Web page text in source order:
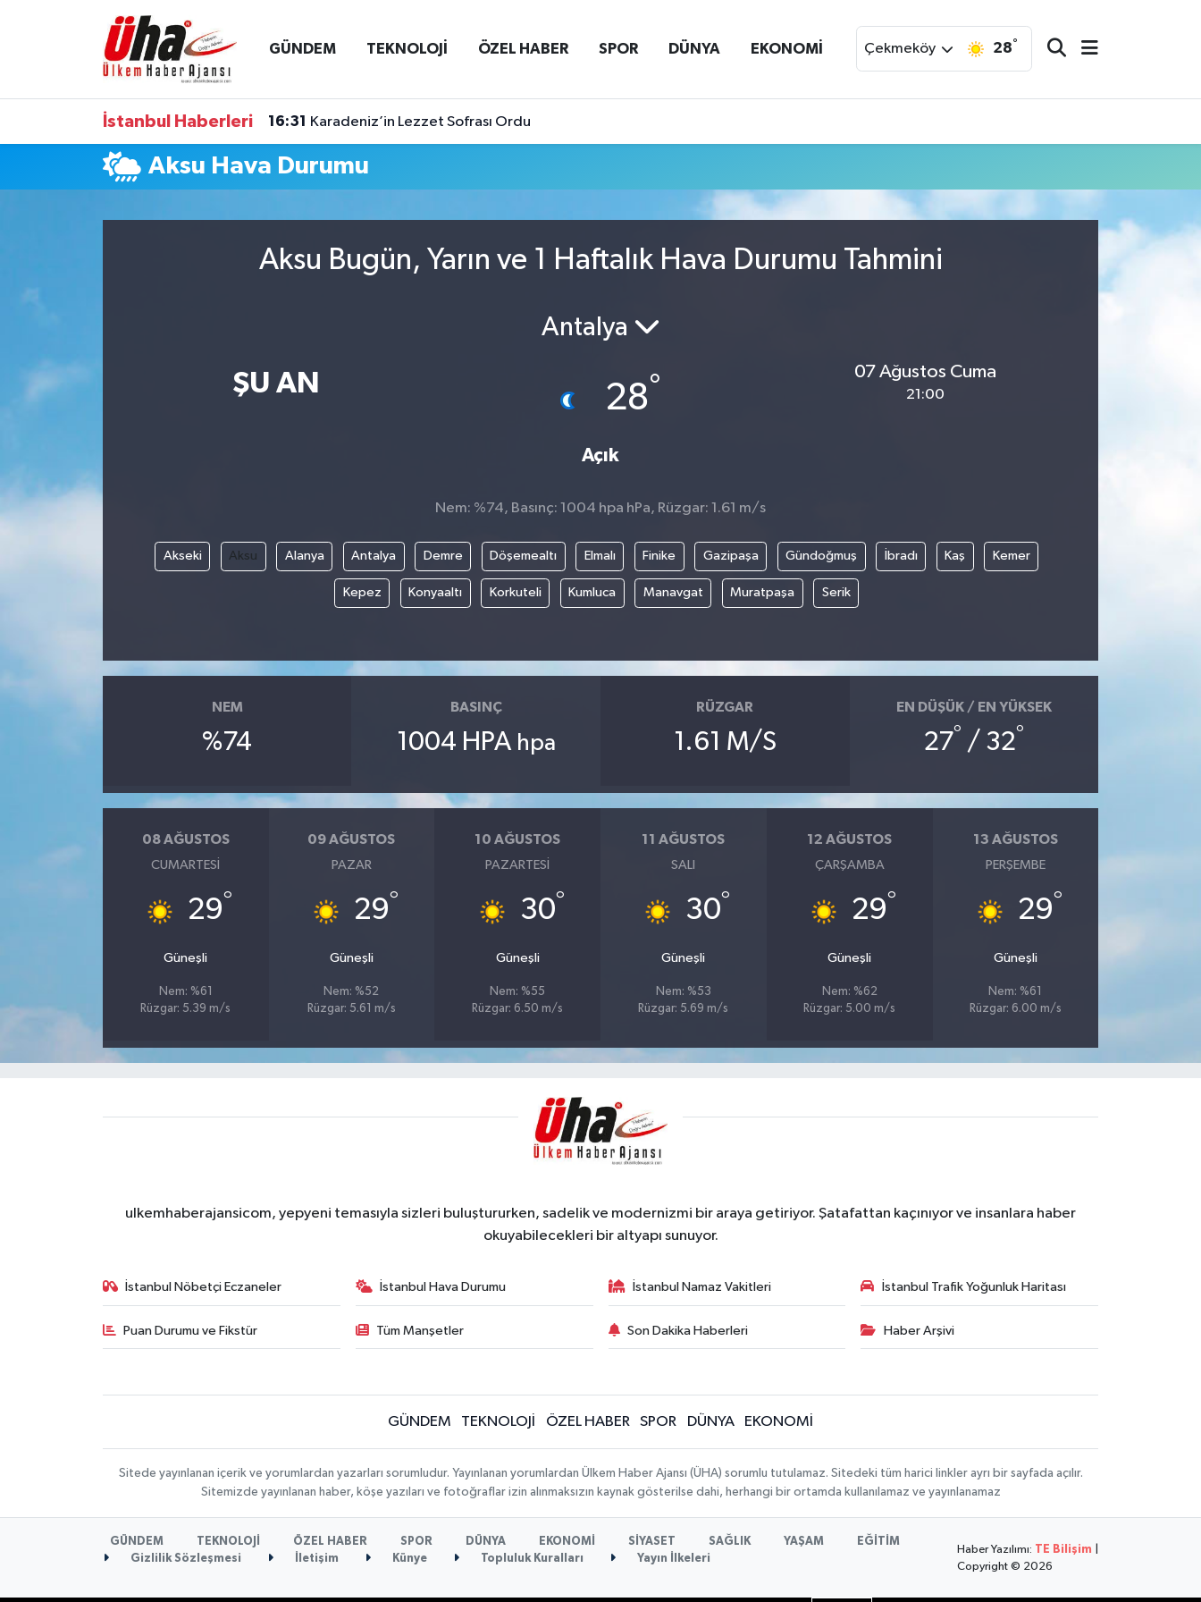
GÜNDEM TEKNOLOJİ ÖZEL HABER SPOR DÜNYA EKONOMİ Çekmeköy 28°
İstanbul Haberleri 16:31 Karadeniz’in Lezzet Sofrası Ordu
Aksu Hava Durumu
Aksu Bugün, Yarın ve 1 Haftalık Hava Durumu Tahmini
ŞU AN
Antalya
28°
Açık
07 Ağustos Cuma
21:00
Nem: %74, Basınç: 1004 hpa hPa, Rüzgar: 1.61 m/s
Akseki Aksu Alanya Antalya Demre Döşemealtı Elmalı Finike Gazipaşa Gündoğmuş İbradı Kaş Kemer
Kepez Konyaaltı Korkuteli Kumluca Manavgat Muratpaşa Serik
NEM
%74
BASINÇ
1004 HPA hpa
RÜZGAR
1.61 M/S
EN DÜŞÜK / EN YÜKSEK
27° / 32°
08 AĞUSTOS
CUMARTESI
29°
Güneşli
Nem: %61
Rüzgar: 5.39 m/s
09 AĞUSTOS
PAZAR
29°
Güneşli
Nem: %52
Rüzgar: 5.61 m/s
10 AĞUSTOS
PAZARTESI
30°
Güneşli
Nem: %55
Rüzgar: 6.50 m/s
11 AĞUSTOS
SALI
30°
Güneşli
Nem: %53
Rüzgar: 5.69 m/s
12 AĞUSTOS
ÇARŞAMBA
29°
Güneşli
Nem: %62
Rüzgar: 5.00 m/s
13 AĞUSTOS
PERŞEMBE
29°
Güneşli
Nem: %61
Rüzgar: 6.00 m/s
ulkemhaberajansicom, yepyeni temasıyla sizleri buluştururken, sadelik ve modernizmi bir araya getiriyor. Şatafattan kaçınıyor ve insanlara haber
okuyabilecekleri bir altyapı sunuyor.
İstanbul Nöbetçi Eczaneler İstanbul Hava Durumu İstanbul Namaz Vakitleri İstanbul Trafik Yoğunluk Haritası
Puan Durumu ve Fikstür Tüm Manşetler Son Dakika Haberleri Haber Arşivi
GÜNDEM TEKNOLOJİ ÖZEL HABER SPOR DÜNYA EKONOMİ
Sitede yayınlanan içerik ve yorumlardan yazarları sorumludur. Yayınlanan yorumlardan Ülkem Haber Ajansı (ÜHA) sorumlu tutulamaz. Sitedeki tüm harici linkler ayrı bir sayfada açılır.
Sitemizde yayınlanan haber, köşe yazıları ve fotoğraflar izin alınmaksızın kaynak gösterilse dahi, herhangi bir ortamda kullanılamaz ve yayınlanamaz
GÜNDEM TEKNOLOJİ ÖZEL HABER SPOR DÜNYA EKONOMİ SİYASET SAĞLIK YAŞAM
EĞİTİM
Gizlilik Sözleşmesi
İletişim Künye Topluluk Kuralları Yayın İlkeleri
Haber Yazılımı: TE Bilişim
Copyright © 2026
İstanbul Nöbetçi Eczaneler
İstanbul Hava Durumu
İstanbul Namaz Vakitleri
Süper Lig Puan Durumu ve Fikstür